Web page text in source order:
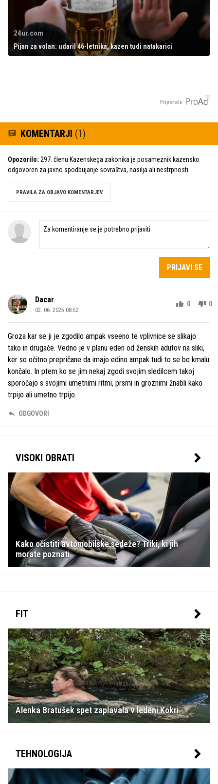
24ur.com
Pijan za volan: udaril 46-letnika, kazen tudi natakarici
Priporoča
KOMENTARJI (1)
Opozorilo: 297. členu Kazenskega zakonika je posameznik kazensko
odgovoren za javno spodbujanje sovraštva, nasilja ali nestrpnosti.
PRAVILA ZA OBJAVO KOMENTARJEV
PRIJAVI SE
Dacar
02. 06. 2025 08.52
0 0
Groza kar se ji je zgodilo ampak vseeno te vplivnice se slikajo
tako in drugače. Vedno je v planu eden od ženskih adutov na sliki,
ker so očitno prepričane da imajo edino ampak tudi to se bo kmalu
končalo. In ptem ko se jim nekaj zgodi svojim sledilcem takoj
sporočajo s svojimi umetnimi ritmi, prsmi in groznimi žnabli kako
trpijo ali umetno trpijo.
ODGOVORI
VISOKI OBRATI
Kako očistiti avtomobilske sedeže? Triki, ki jih
morate poznati
FIT
Alenka Bratušek spet zaplavala v ledeni Kokri
TEHNOLOGIJA